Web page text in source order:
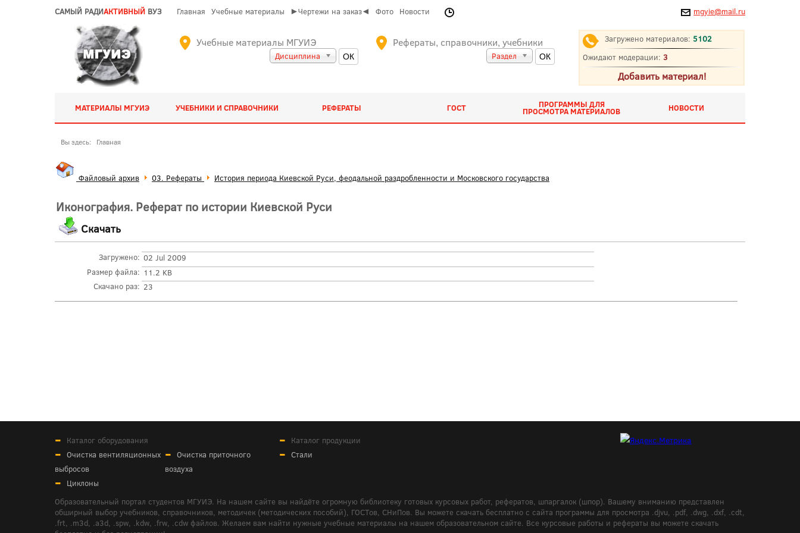
САМЫЙ РАДИАКТИВНЫЙ ВУЗ Главная Учебные материалы ►Чертежи на заказ◄ Фото Новости mgyie@mail.ru
Учебные материалы МГУИЭ
Дисциплина
Рефераты, справочники, учебники
Раздел
Загружено материалов: 5102
Ожидают модерации: 3
Добавить материал!
МАТЕРИАЛЫ МГУИЭ УЧЕБНИКИ И СПРАВОЧНИКИ РЕФЕРАТЫ ГОСТ ПРОГРАММЫ ДЛЯ
ПРОСМОТРА МАТЕРИАЛОВ НОВОСТИ
Вы здесь: Главная
Файловый архив 03. Рефераты История периода Киевской Руси, феодальной раздробленности и Московского государства
Иконография. Реферат по истории Киевской Руси
Скачать
Загружено: 02 Jul 2009
Размер файла: 11.2 KB
Скачано раз: 23
Каталог оборудования
Очистка вентиляционных
выбросов
Очистка приточного
воздуха
Циклоны
Каталог продукции
Стали
Образовательный портал студентов МГУИЭ. На нашем сайте вы найдёте огромную библиотеку готовых курсовых работ, рефератов, шпаргалок (шпор). Вашему вниманию представлен
обширный выбор учебников, справочников, методичек (методических пособий), ГОСТов, СНиПов. Вы можете скачать бесплатно с сайта программы для просмотра .djvu, .pdf, .dwg, .dxf, .cdt,
.frt, .m3d, .a3d, .spw, .kdw, .frw, .cdw файлов. Желаем вам найти нужные учебные материалы на нашем образовательном сайте. Все курсовые работы и рефераты вы можете скачать